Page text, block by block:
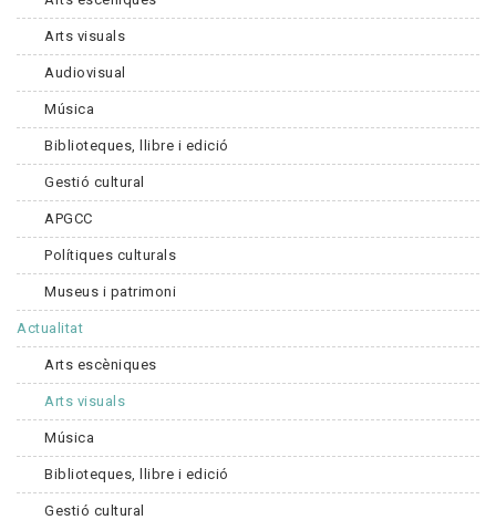
Arts visuals
Audiovisual
Música
Biblioteques, llibre i edició
Gestió cultural
APGCC
Polítiques culturals
Museus i patrimoni
Actualitat
Arts escèniques
Arts visuals
Música
Biblioteques, llibre i edició
Gestió cultural